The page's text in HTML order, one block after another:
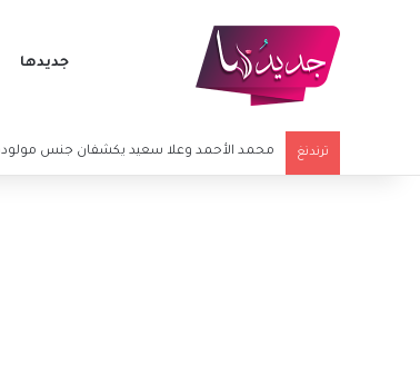
جديدها
ترندنغ ابنة وفاء موصللي تفاجئ الجمهور بالغناء..